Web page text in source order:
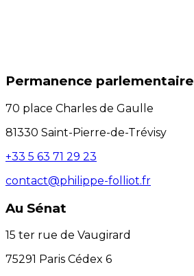
Permanence parlementaire
70 place Charles de Gaulle
81330 Saint-Pierre-de-Trévisy
+33 5 63 71 29 23
contact@philippe-folliot.fr
Au Sénat
15 ter rue de Vaugirard
75291 Paris Cédex 6